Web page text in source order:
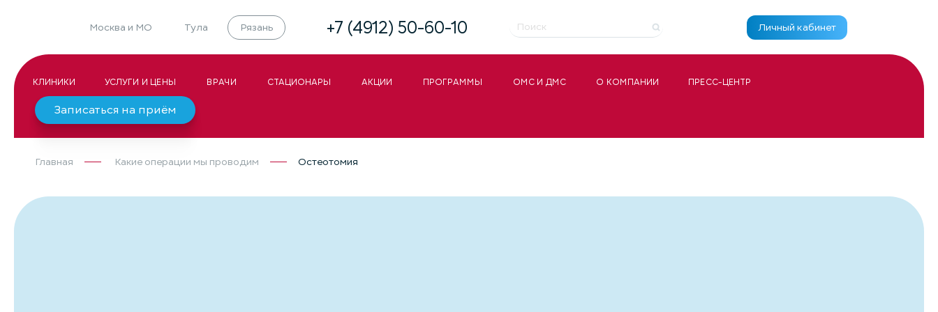
Москва и МО Тула Рязань +7 (4912) 50-60-10 Личный кабинет
КЛИНИКИ УСЛУГИ И ЦЕНЫ ВРАЧИ СТАЦИОНАРЫ АКЦИИ ПРОГРАММЫ ОМС И ДМС О КОМПАНИИ ПРЕСС-ЦЕНТР
Записаться на приём
Главная Какие операции мы проводим Остеотомия